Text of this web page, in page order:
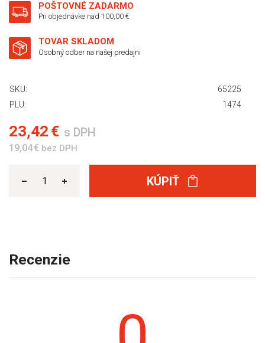
POŠTOVNÉ ZADARMO
Pri objednávke nad 100,00 €
TOVAR SKLADOM
Osobný odber na našej predajni
SKU:
65225
PLU:
1474
23,42 € s DPH
19,04 € bez DPH
KÚPIŤ
Recenzie